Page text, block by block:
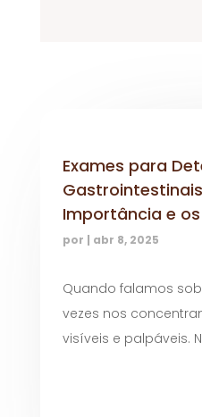
Exames para
Importância e
por | abr 8, 2025
Quando falamos
vezes nos
visíveis e palpáveis.